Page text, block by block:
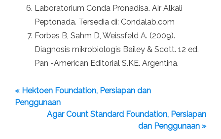
Laboratorium Conda Pronadisa. Air Alkali
Peptonada. Tersedia di: Condalab.com
Forbes B, Sahm D, Weissfeld A. (2009).
Diagnosis mikrobiologis Bailey & Scott. 12 ed.
Pan -American Editorial S.KE. Argentina.
« Hektoen Foundation, Persiapan dan
Penggunaan
Agar Count Standard Foundation, Persiapan
dan Penggunaan »